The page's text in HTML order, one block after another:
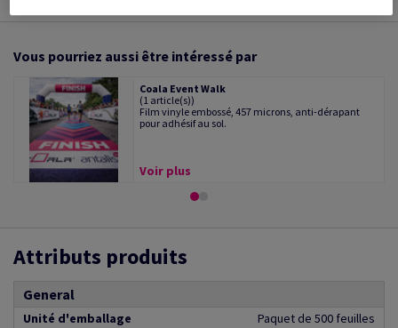
Vous pourriez aussi être intéressé par
Coala Event Walk
(1 article(s))
Film vinyle embossé, 457 microns, anti-dérapant
pour adhésif au sol.
Voir plus
Attributs produits
General
Unité d'emballage
Paquet de 500 feuilles